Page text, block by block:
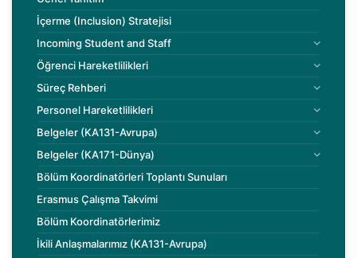
İçerme (Inclusion) Stratejisi
Incoming Student and Staff
Öğrenci Hareketlilikleri
Süreç Rehberi
Personel Hareketlilikleri
Belgeler (KA131-Avrupa)
Belgeler (KA171-Dünya)
Bölüm Koordinatörleri Toplantı Sunuları
Erasmus Çalışma Takvimi
Bölüm Koordinatörlerimiz
İkili Anlaşmalarımız (KA131-Avrupa)